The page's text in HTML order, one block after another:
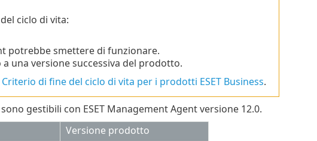
ciclo di vita:
potrebbe smettere di funzionare.
una versione successiva del prodotto.
Criterio di fine del ciclo di vita per i prodotti ESET Business.
gestibili con ESET Management Agent versione 12.0.
Versione prodotto